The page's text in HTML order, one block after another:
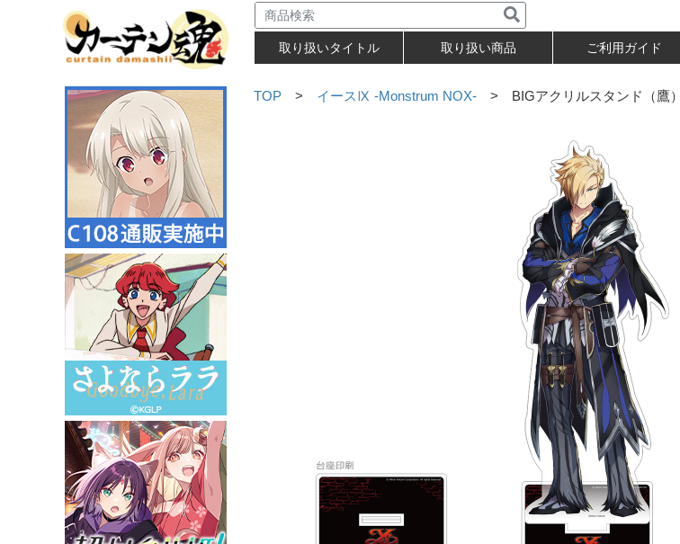
取り扱いタイトル 取り扱い商品 ご利用ガイド
TOP > イースⅨ -Monstrum NOX- > BIGアクリルスタンド（鷹）